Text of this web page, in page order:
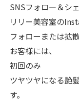
SNSフォロー＆シ
リリー美容室の
フォローまたは拡
お客様には、
初回のみ
ツヤツヤになる艶
す。